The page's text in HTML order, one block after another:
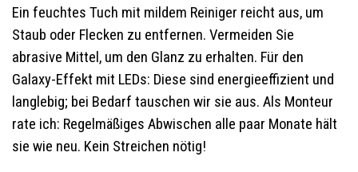
Ein feuchtes Tuch mit mildem Reiniger reicht aus, um
Staub oder Flecken zu entfernen. Vermeiden Sie
abrasive Mittel, um den Glanz zu erhalten. Für den
Galaxy-Effekt mit LEDs: Diese sind energieeffizient und
langlebig; bei Bedarf tauschen wir sie aus. Als Monteur
rate ich: Regelmäßiges Abwischen alle paar Monate hält
sie wie neu. Kein Streichen nötig!